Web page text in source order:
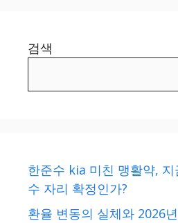
검색
한준수 kia 미친 맹활약,
수 자리 확정인가?
환율 변동의 실체와 2026